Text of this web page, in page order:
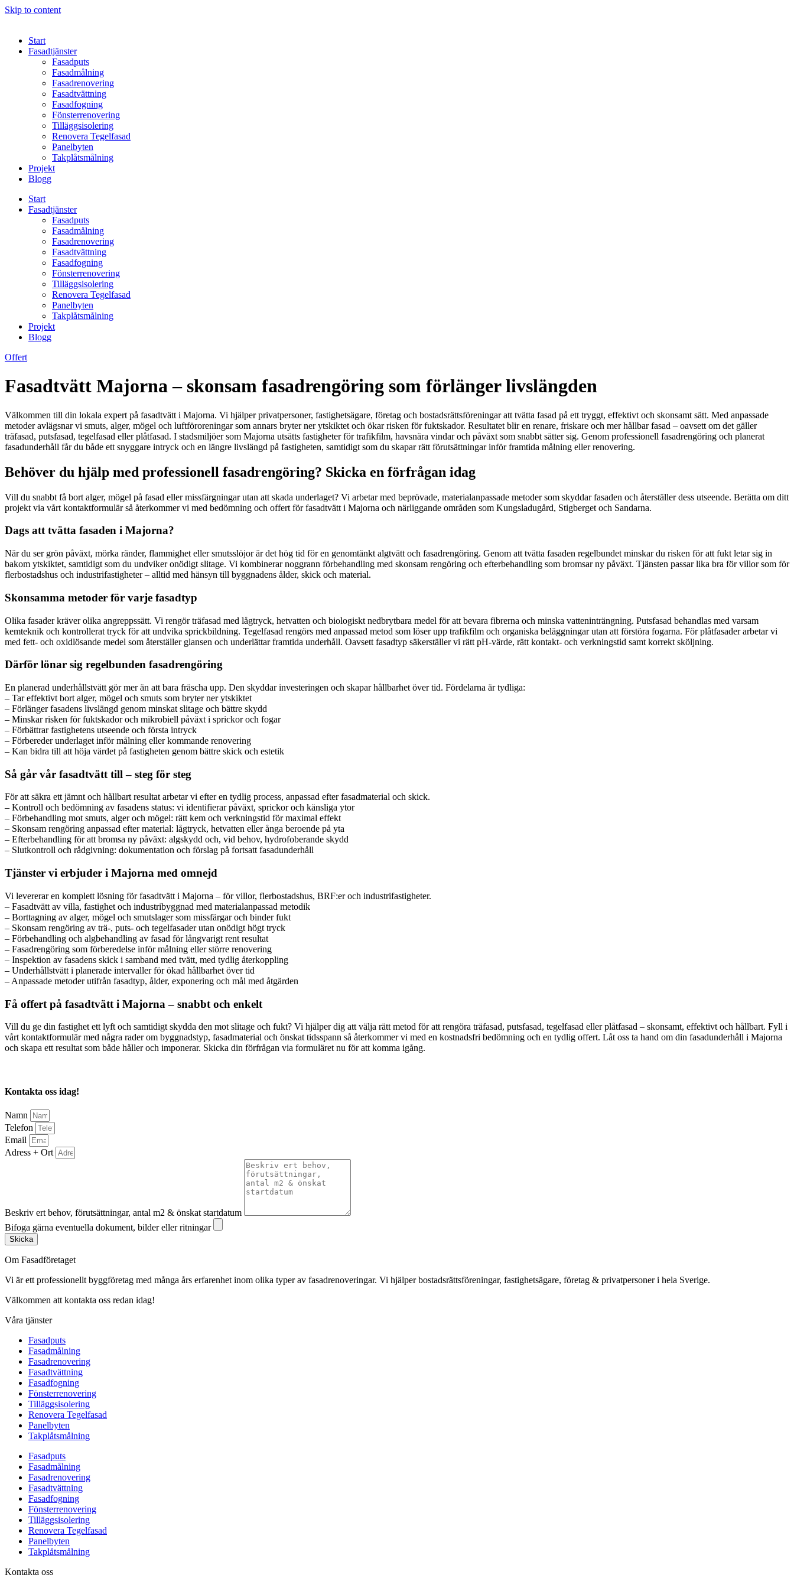
Skip to content
Start
Fasadtjänster
Fasadputs
Fasadmålning
Fasadrenovering
Fasadtvättning
Fasadfogning
Fönsterrenovering
Tilläggsisolering
Renovera Tegelfasad
Panelbyten
Takplåtsmålning
Projekt
Blogg
Start
Fasadtjänster
Fasadputs
Fasadmålning
Fasadrenovering
Fasadtvättning
Fasadfogning
Fönsterrenovering
Tilläggsisolering
Renovera Tegelfasad
Panelbyten
Takplåtsmålning
Projekt
Blogg
Offert
Fasadtvätt Majorna – skonsam fasadrengöring som förlänger livslängden
Välkommen till din lokala expert på fasadtvätt i Majorna. Vi hjälper privatpersoner, fastighetsägare, företag och bostadsrättsföreningar att tvätta fasad på ett tryggt, effektivt och skonsamt sätt. Med anpassade
metoder avlägsnar vi smuts, alger, mögel och luftföroreningar som annars bryter ner ytskiktet och ökar risken för fuktskador. Resultatet blir en renare, friskare och mer hållbar fasad – oavsett om det gäller
träfasad, putsfasad, tegelfasad eller plåtfasad. I stadsmiljöer som Majorna utsätts fastigheter för trafikfilm, havsnära vindar och påväxt som snabbt sätter sig. Genom professionell fasadrengöring och planerat
fasadunderhåll får du både ett snyggare intryck och en längre livslängd på fastigheten, samtidigt som du skapar rätt förutsättningar inför framtida målning eller renovering.
Behöver du hjälp med professionell fasadrengöring? Skicka en förfrågan idag
Vill du snabbt få bort alger, mögel på fasad eller missfärgningar utan att skada underlaget? Vi arbetar med beprövade, materialanpassade metoder som skyddar fasaden och återställer dess utseende. Berätta om ditt
projekt via vårt kontaktformulär så återkommer vi med bedömning och offert för fasadtvätt i Majorna och närliggande områden som Kungsladugård, Stigberget och Sandarna.
Dags att tvätta fasaden i Majorna?
När du ser grön påväxt, mörka ränder, flammighet eller smutsslöjor är det hög tid för en genomtänkt algtvätt och fasadrengöring. Genom att tvätta fasaden regelbundet minskar du risken för att fukt letar sig in
bakom ytskiktet, samtidigt som du undviker onödigt slitage. Vi kombinerar noggrann förbehandling med skonsam rengöring och efterbehandling som bromsar ny påväxt. Tjänsten passar lika bra för villor som för
flerbostadshus och industrifastigheter – alltid med hänsyn till byggnadens ålder, skick och material.
Skonsamma metoder för varje fasadtyp
Olika fasader kräver olika angreppssätt. Vi rengör träfasad med lågtryck, hetvatten och biologiskt nedbrytbara medel för att bevara fibrerna och minska vatteninträngning. Putsfasad behandlas med varsam
kemteknik och kontrollerat tryck för att undvika sprickbildning. Tegelfasad rengörs med anpassad metod som löser upp trafikfilm och organiska beläggningar utan att förstöra fogarna. För plåtfasader arbetar vi
med fett- och oxidlösande medel som återställer glansen och underlättar framtida underhåll. Oavsett fasadtyp säkerställer vi rätt pH-värde, rätt kontakt- och verkningstid samt korrekt sköljning.
Därför lönar sig regelbunden fasadrengöring
En planerad underhållstvätt gör mer än att bara fräscha upp. Den skyddar investeringen och skapar hållbarhet över tid. Fördelarna är tydliga:
– Tar effektivt bort alger, mögel och smuts som bryter ner ytskiktet
– Förlänger fasadens livslängd genom minskat slitage och bättre skydd
– Minskar risken för fuktskador och mikrobiell påväxt i sprickor och fogar
– Förbättrar fastighetens utseende och första intryck
– Förbereder underlaget inför målning eller kommande renovering
– Kan bidra till att höja värdet på fastigheten genom bättre skick och estetik
Så går vår fasadtvätt till – steg för steg
För att säkra ett jämnt och hållbart resultat arbetar vi efter en tydlig process, anpassad efter fasadmaterial och skick.
– Kontroll och bedömning av fasadens status: vi identifierar påväxt, sprickor och känsliga ytor
– Förbehandling mot smuts, alger och mögel: rätt kem och verkningstid för maximal effekt
– Skonsam rengöring anpassad efter material: lågtryck, hetvatten eller ånga beroende på yta
– Efterbehandling för att bromsa ny påväxt: algskydd och, vid behov, hydrofoberande skydd
– Slutkontroll och rådgivning: dokumentation och förslag på fortsatt fasadunderhåll
Tjänster vi erbjuder i Majorna med omnejd
Vi levererar en komplett lösning för fasadtvätt i Majorna – för villor, flerbostadshus, BRF:er och industrifastigheter.
– Fasadtvätt av villa, fastighet och industribyggnad med materialanpassad metodik
– Borttagning av alger, mögel och smutslager som missfärgar och binder fukt
– Skonsam rengöring av trä-, puts- och tegelfasader utan onödigt högt tryck
– Förbehandling och algbehandling av fasad för långvarigt rent resultat
– Fasadrengöring som förberedelse inför målning eller större renovering
– Inspektion av fasadens skick i samband med tvätt, med tydlig återkoppling
– Underhållstvätt i planerade intervaller för ökad hållbarhet över tid
– Anpassade metoder utifrån fasadtyp, ålder, exponering och mål med åtgärden
Få offert på fasadtvätt i Majorna – snabbt och enkelt
Vill du ge din fastighet ett lyft och samtidigt skydda den mot slitage och fukt? Vi hjälper dig att välja rätt metod för att rengöra träfasad, putsfasad, tegelfasad eller plåtfasad – skonsamt, effektivt och hållbart. Fyll i
vårt kontaktformulär med några rader om byggnadstyp, fasadmaterial och önskat tidsspann så återkommer vi med en kostnadsfri bedömning och en tydlig offert. Låt oss ta hand om din fasadunderhåll i Majorna
och skapa ett resultat som både håller och imponerar. Skicka din förfrågan via formuläret nu för att komma igång.
Kontakta oss idag!
Namn
Telefon
Email
Adress + Ort
Beskriv ert behov, förutsättningar, antal m2 & önskat startdatum
Bifoga gärna eventuella dokument, bilder eller ritningar
Skicka
Om Fasadföretaget
Vi är ett professionellt byggföretag med många års erfarenhet inom olika typer av fasadrenoveringar. Vi hjälper bostadsrättsföreningar, fastighetsägare, företag & privatpersoner i hela Sverige.
Välkommen att kontakta oss redan idag!
Våra tjänster
Fasadputs
Fasadmålning
Fasadrenovering
Fasadtvättning
Fasadfogning
Fönsterrenovering
Tilläggsisolering
Renovera Tegelfasad
Panelbyten
Takplåtsmålning
Fasadputs
Fasadmålning
Fasadrenovering
Fasadtvättning
Fasadfogning
Fönsterrenovering
Tilläggsisolering
Renovera Tegelfasad
Panelbyten
Takplåtsmålning
Kontakta oss